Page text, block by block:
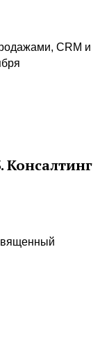
CRM и
Консалтинг